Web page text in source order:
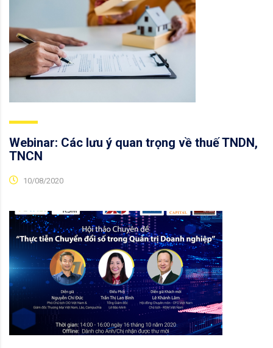
Webinar: Các lưu ý quan trọng về thuế TNDN,
TNCN
10/08/2020